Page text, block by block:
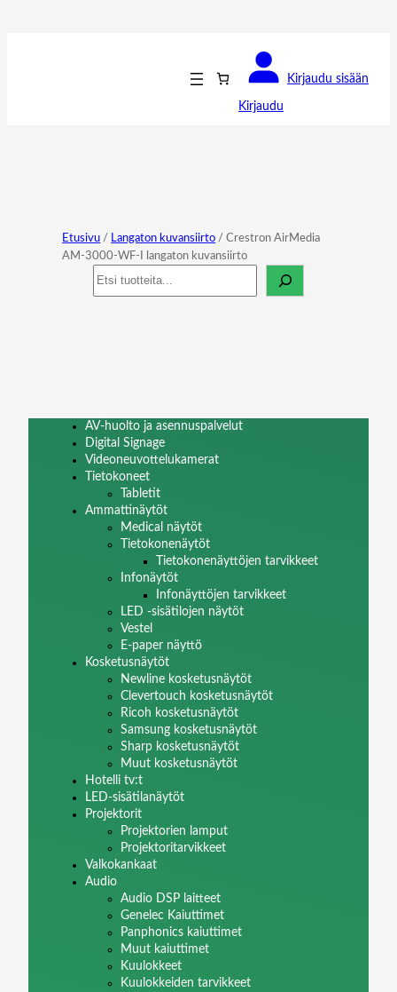
Kirjaudu
Kirjaudu sisään
Etusivu / Langaton kuvansiirto / Crestron AirMedia
AM-3000-WF-I langaton kuvansiirto
Haku
AV-huolto ja asennuspalvelut
Digital Signage
Videoneuvottelukamerat
Tietokoneet
Tabletit
Ammattinäytöt
Medical näytöt
Tietokonenäytöt
Tietokonenäyttöjen tarvikkeet
Infonäytöt
Infonäyttöjen tarvikkeet
LED -sisätilojen näytöt
Vestel
E-paper näyttö
Kosketusnäytöt
Newline kosketusnäytöt
Clevertouch kosketusnäytöt
Ricoh kosketusnäytöt
Samsung kosketusnäytöt
Sharp kosketusnäytöt
Muut kosketusnäytöt
Hotelli tv:t
LED-sisätilanäytöt
Projektorit
Projektorien lamput
Projektoritarvikkeet
Valkokankaat
Audio
Audio DSP laitteet
Genelec Kaiuttimet
Panphonics kaiuttimet
Muut kaiuttimet
Kuulokkeet
Kuulokkeiden tarvikkeet